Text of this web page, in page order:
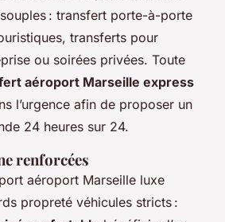
: transfert porte-à-porte
transferts pour
ou soirées privées. Toute
aéroport Marseille express
l’urgence afin de proposer un
24 heures sur 24.
renforcées
aéroport Marseille luxe
propreté véhicules stricts :